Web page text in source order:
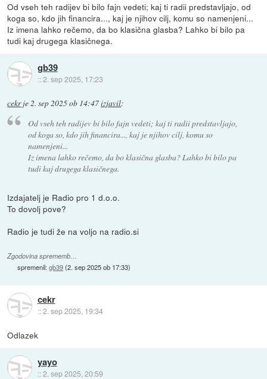
Od vseh teh radijev bi bilo fajn vedeti; kaj ti radii predstavljajo, od
koga so, kdo jih financira..., kaj je njihov cilj, komu so namenjeni...
Iz imena lahko rečemo, da bo klasična glasba? Lahko bi bilo pa
tudi kaj drugega klasičnega.
gb39
::2. sep 2025, 17:23
cekrje2. sep 2025 ob 14:47izjavil:
Od vseh teh radijev bi bilo fajn vedeti; kaj ti radii predstavljajo,
od koga so, kdo jih financira..., kaj je njihov cilj, komu so
namenjeni...
Iz imena lahko rečemo, da bo klasična glasba? Lahko bi bilo pa
tudi kaj drugega klasičnega.
Izdajatelj je Radio pro 1 d.o.o.
To dovolj pove?
Radio je tudi že na voljo na radio.si
Zgodovina sprememb…
spremenil:gb39(2. sep 2025 ob 17:33)
cekr
::2. sep 2025, 19:34
Odlazek
yayo
::2. sep 2025, 20:59